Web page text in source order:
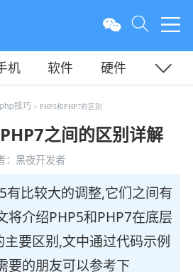
机 软件
硬件
器
php技巧 > PHP5和PHP7的区别
之间的区别详解
：黑夜开发者
有比较大的调整,它们之间有
将介绍PHP5和PHP7在底层
要区别,文中通过代码示例
要的朋友可以参考下